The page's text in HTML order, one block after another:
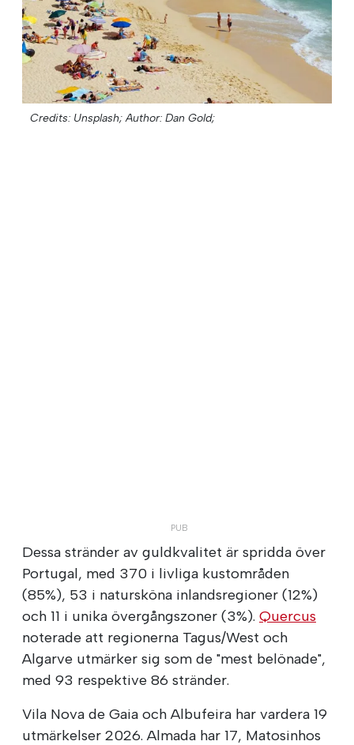
Credits: Unsplash; Author: Dan Gold;
Dessa stränder av guldkvalitet är spridda över
Portugal, med 370 i livliga kustområden
(85%), 53 i natursköna inlandsregioner (12%)
och 11 i unika övergångszoner (3%). Quercus
noterade att regionerna Tagus/West och
Algarve utmärker sig som de "mest belönade",
med 93 respektive 86 stränder.
Vila Nova de Gaia och Albufeira har vardera 19
utmärkelser 2026. Almada har 17, Matosinhos